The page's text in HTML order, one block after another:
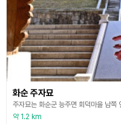
화순 주자묘
약 1.2 km